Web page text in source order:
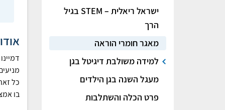
כל
בו
ישראל ריאלית – STEM בגיל
הרך
מאגר חומרי הוראה
למידה משולבת דיגיטל בגן
מעגל השנה בגן הילדים
פרט הכלה והשתלבות